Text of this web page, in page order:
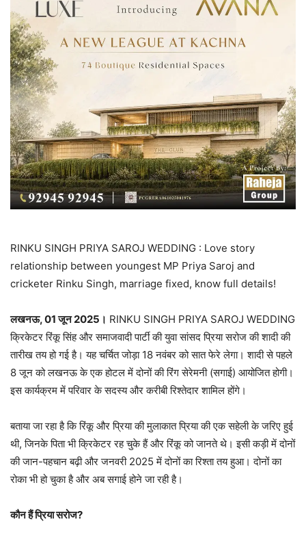
RINKU SINGH PRIYA SAROJ WEDDING : Love story
relationship between youngest MP Priya Saroj and
cricketer Rinku Singh, marriage fixed, know full details!
लखनऊ, 01 जून 2025। RINKU SINGH PRIYA SAROJ WEDDING
क्रिकेटर रिंकू सिंह और समाजवादी पार्टी की युवा सांसद प्रिया सरोज की शादी की
तारीख तय हो गई है। यह चर्चित जोड़ा 18 नवंबर को सात फेरे लेगा। शादी से पहले
8 जून को लखनऊ के एक होटल में दोनों की रिंग सेरेमनी (सगाई) आयोजित होगी।
इस कार्यक्रम में परिवार के सदस्य और करीबी रिश्तेदार शामिल होंगे।
बताया जा रहा है कि रिंकू और प्रिया की मुलाकात प्रिया की एक सहेली के जरिए हुई
थी, जिनके पिता भी क्रिकेटर रह चुके हैं और रिंकू को जानते थे। इसी कड़ी में दोनों
की जान-पहचान बढ़ी और जनवरी 2025 में दोनों का रिश्ता तय हुआ। दोनों का
रोका भी हो चुका है और अब सगाई होने जा रही है।
कौन हैं प्रिया सरोज?